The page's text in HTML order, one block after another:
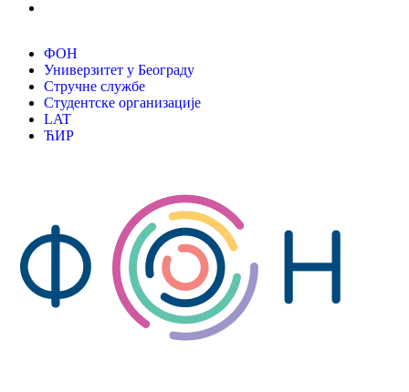
ФОН
Универзитет у Београду
Стручне службе
Студентске организације
LAT
ЋИР